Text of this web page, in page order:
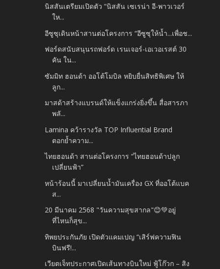
นิสสันเตรียมเปิดตัว “นิสสัน เซเรน่า อี-พาวเวอร์
ให...
อีซูซุเดินหน้าสานต่อโครงการ “อีซูซุให้น้ำ...เพื่อช...
ฟอร์ดสนับสนุนรถฟอร์ด เรนเจอร์-เอเวอเรสต์ 30
คัน ใน...
ซัมมิท ฮอนด้า ออโต้โมบิล หยิบยื่นสิทธิพิเศษ ให้
ลูก...
มาสด้าสร้างแบรนด์ให้แข็งแกร่งยิ่งขึ้น สื่อสารภา
พลั...
Lamina คว้ารางวัล TOP Influential Brand
ตอกย้ำความ...
ไทยฮอนด้า สานต่อโครงการ “ไทยฮอนด้าปลูก
เปลี่ยนฟ้า”
หน้าร้อนนี้ มาเปลี่ยนน้ำมันเครื่อง GX ที่ออโต้แบค
ส...
20 มีนาคม 2568 "วันความสุขสากล"😊💚อยู่
ที่ไหนก็สุข...
ทิพยประกันภัย เปิดตัวแคมเปญ “เสิร์ฟความฟิน
บินฟรี!...
เวียตเจ็ทประกาศเปิดเส้นทางบินใหม่ ฟู้โก๊วก – สิง